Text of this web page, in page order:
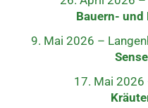
Bauern-
9. Mai 2026 –
17. Mai